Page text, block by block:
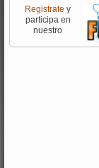
Registrate y
participa en
nuestro